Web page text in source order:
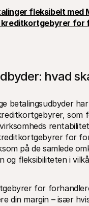
fleksibelt med
for
hvad
betalingsudbyder
som
for
på de samlede
og fleksibiliteten i
for
din margin – især